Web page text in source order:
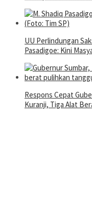
UU Perlindungan
Pasadigoe: Kini
Respons Cepat
Kuranji, Tiga Alat